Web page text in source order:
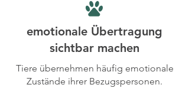
emotionale Übertragung
sichtbar machen
Tiere übernehmen häufig emotionale
Zustände ihrer Bezugspersonen.